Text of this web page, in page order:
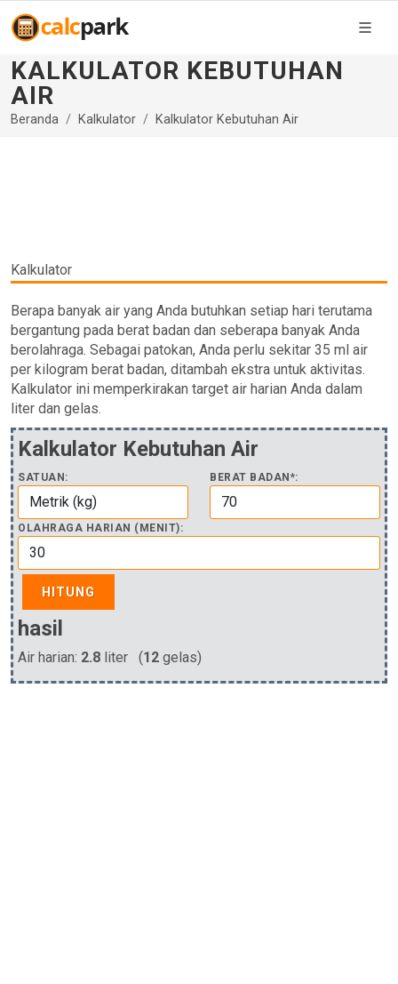
KALKULATOR KEBUTUHAN
AIR
Beranda Kalkulator Kalkulator Kebutuhan Air
Kalkulator
Berapa banyak air yang Anda butuhkan setiap hari terutama
bergantung pada berat badan dan seberapa banyak Anda
berolahraga. Sebagai patokan, Anda perlu sekitar 35 ml air
per kilogram berat badan, ditambah ekstra untuk aktivitas.
Kalkulator ini memperkirakan target air harian Anda dalam
liter dan gelas.
Kalkulator Kebutuhan Air
SATUAN: BERAT BADAN*:
OLAHRAGA HARIAN (MENIT):
HITUNG
hasil
Air harian: 2.8 liter (12 gelas)